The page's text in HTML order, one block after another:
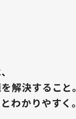
解決すること。
わかりやすく。